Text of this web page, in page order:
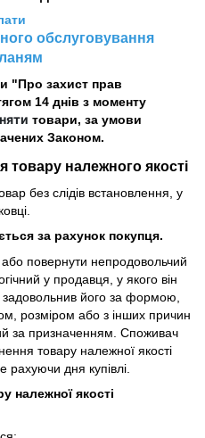
обслуговування
"Про захист прав
14 днів з моменту
товари, за умови
Законом.
товару належного якості
без слідів встановлення, у
за рахунок покупця.
повернути непродовольчий
у продавця, у якого він
його за формою,
розміром або з інших причин
за призначенням. Споживач
товару належної якості
рахуючи дня купівлі.
належної якості